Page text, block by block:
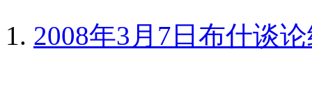
2008年3月7日布什谈